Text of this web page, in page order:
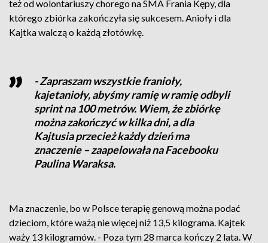
też od wolontariuszy chorego na SMA Frania Kępy, dla
którego zbiórka zakończyła się sukcesem. Anioły i dla
Kajtka walczą o każdą złotówkę.
- Zapraszam wszystkie franioły,
kajetanioły, abyśmy ramię w ramię odbyli
sprint na 100 metrów. Wiem, że zbiórkę
można zakończyć w kilka dni, a dla
Kajtusia przecież każdy dzień ma
znaczenie – zaapelowała na Facebooku
Paulina Waraksa.
Ma znaczenie, bo w Polsce terapię genową można podać
dzieciom, które ważą nie więcej niż 13,5 kilograma. Kajtek
waży 13 kilogramów. - Poza tym 28 marca kończy 2 lata. W